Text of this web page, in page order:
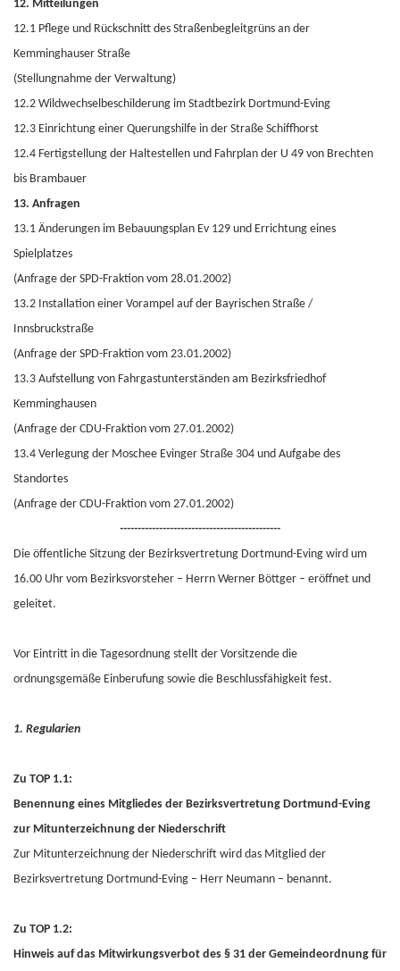
12. Mitteilungen
12.1 Pflege und Rückschnitt des Straßenbegleitgrüns an der
Kemminghauser Straße
(Stellungnahme der Verwaltung)
12.2 Wildwechselbeschilderung im Stadtbezirk Dortmund-Eving
12.3 Einrichtung einer Querungshilfe in der Straße Schiffhorst
12.4 Fertigstellung der Haltestellen und Fahrplan der U 49 von Brechten
bis Brambauer
13. Anfragen
13.1 Änderungen im Bebauungsplan Ev 129 und Errichtung eines
Spielplatzes
(Anfrage der SPD-Fraktion vom 28.01.2002)
13.2 Installation einer Vorampel auf der Bayrischen Straße /
Innsbruckstraße
(Anfrage der SPD-Fraktion vom 23.01.2002)
13.3 Aufstellung von Fahrgastunterständen am Bezirksfriedhof
Kemminghausen
(Anfrage der CDU-Fraktion vom 27.01.2002)
13.4 Verlegung der Moschee Evinger Straße 304 und Aufgabe des
Standortes
(Anfrage der CDU-Fraktion vom 27.01.2002)
---------------------------------------------
Die öffentliche Sitzung der Bezirksvertretung Dortmund-Eving wird um
16.00 Uhr vom Bezirksvorsteher – Herrn Werner Böttger – eröffnet und
geleitet.
Vor Eintritt in die Tagesordnung stellt der Vorsitzende die
ordnungsgemäße Einberufung sowie die Beschlussfähigkeit fest.
1. Regularien
Zu TOP 1.1:
Benennung eines Mitgliedes der Bezirksvertretung Dortmund-Eving
zur Mitunterzeichnung der Niederschrift
Zur Mitunterzeichnung der Niederschrift wird das Mitglied der
Bezirksvertretung Dortmund-Eving – Herr Neumann – benannt.
Zu TOP 1.2:
Hinweis auf das Mitwirkungsverbot des § 31 der Gemeindeordnung für